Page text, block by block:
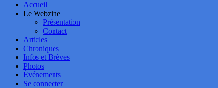
Accueil
Le Webzine
Présentation
Contact
Articles
Chroniques
Infos et Brèves
Photos
Événements
Se connecter